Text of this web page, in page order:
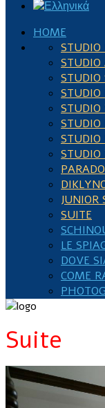
HOME
STUDIO
STUDIO
STUDIO
STUDIO
STUDIO
STUDIO
STUDIO
JUNIOR
SUITE
LE
DOVE
COME
Suite